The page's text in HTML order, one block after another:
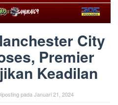
City
Premier
Keadilan
padaJanuari 21, 2024